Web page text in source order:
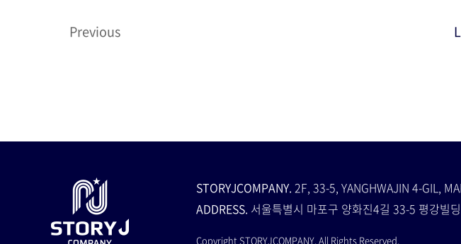
Previous
STORYJCOMPANY. 2F, 33-5, YANGHWAJIN 4-GIL,
ADDRESS. 서울특별시 마포구 양화진4길 33-5 평강빌
Copyright STORYJCOMPANY. All Rights Reserved.